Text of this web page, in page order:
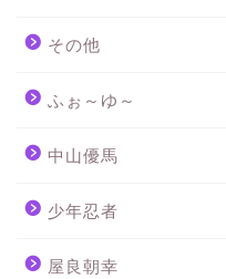
その他
ふぉ～ゆ～
中山優馬
少年忍者
屋良朝幸